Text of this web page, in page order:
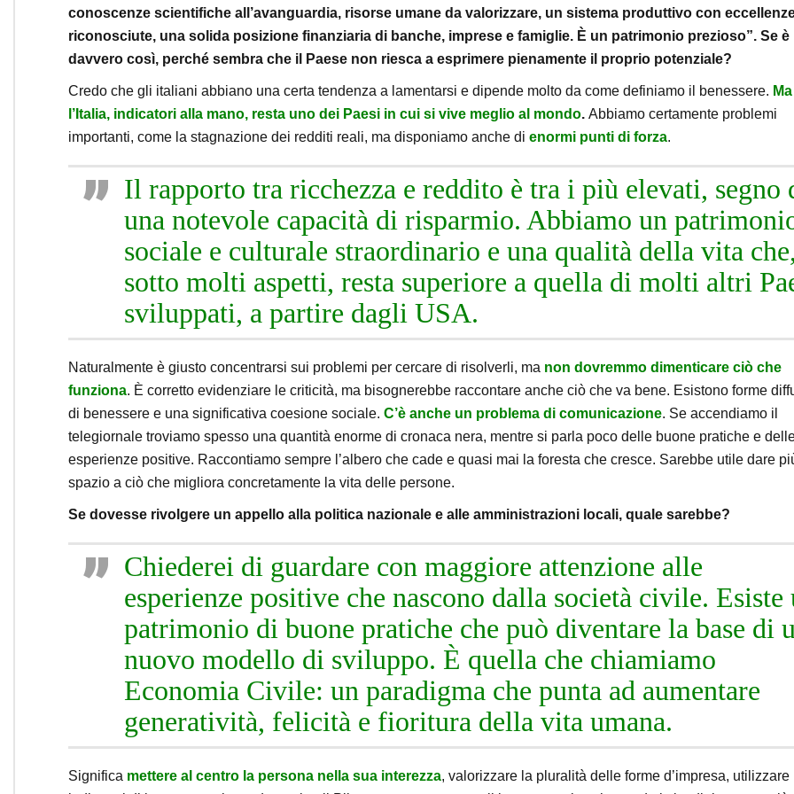
conoscenze scientifiche all’avanguardia, risorse umane da valorizzare, un sistema produttivo con
riconosciute, una solida posizione finanziaria di banche, imprese e famiglie. È un patrimonio prezioso”. Se è
davvero così, perché sembra che il Paese non riesca a esprimere pienamente il proprio potenziale?
Credo che gli italiani abbiano una certa tendenza a lamentarsi e dipende molto da come definiamo il benessere. Ma
l’Italia, indicatori alla mano, resta uno dei Paesi in cui si vive meglio al mondo. Abbiamo certamente problemi
importanti, come la stagnazione dei redditi reali, ma disponiamo anche di enormi punti di forza.
Il rapporto tra ricchezza e reddito è tra i più elevati, segno
una notevole capacità di risparmio. Abbiamo un
sociale e culturale straordinario e una qualità della vita che,
sotto molti aspetti, resta superiore a quella di molti altri
sviluppati, a partire dagli USA.
Naturalmente è giusto concentrarsi sui problemi per cercare di risolverli, ma non dovremmo dimenticare ciò che
funziona. È corretto evidenziare le criticità, ma bisognerebbe raccontare anche ciò che va bene. Esistono forme
di benessere e una significativa coesione sociale. C’è anche un problema di comunicazione. Se accendiamo il
telegiornale troviamo spesso una quantità enorme di cronaca nera, mentre si parla poco delle buone pratiche e
esperienze positive. Raccontiamo sempre l’albero che cade e quasi mai la foresta che cresce. Sarebbe utile dare
spazio a ciò che migliora concretamente la vita delle persone.
Se dovesse rivolgere un appello alla politica nazionale e alle amministrazioni locali, quale sarebbe?
Chiederei di guardare con maggiore attenzione alle
esperienze positive che nascono dalla società civile. Esiste
patrimonio di buone pratiche che può diventare la base di
nuovo modello di sviluppo. È quella che chiamiamo
Economia Civile: un paradigma che punta ad aumentare
generatività, felicità e fioritura della vita umana.
Significa mettere al centro la persona nella sua interezza, valorizzare la pluralità delle forme d’impresa, utilizzare